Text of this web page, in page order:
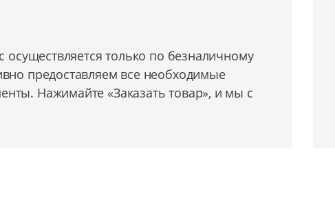
осуществляется только по безналичному
предоставляем все необходимые
Нажимайте «Заказать товар», и мы с